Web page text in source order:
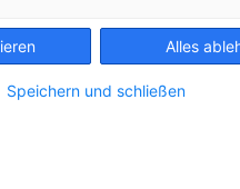
Alles
Speichern und schließen